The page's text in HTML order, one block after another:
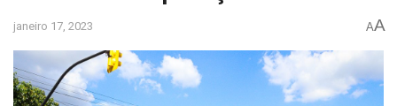
janeiro 17, 2023 AA